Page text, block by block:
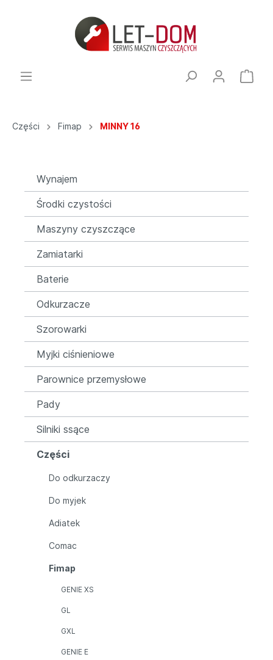
Części Fimap MINNY 16
Wynajem
Środki czystości
Maszyny czyszczące
Zamiatarki
Baterie
Odkurzacze
Szorowarki
Myjki ciśnieniowe
Parownice przemysłowe
Pady
Silniki ssące
Części
Do odkurzaczy
Do myjek
Adiatek
Comac
Fimap
GENIE XS
GL
GXL
GENIE E